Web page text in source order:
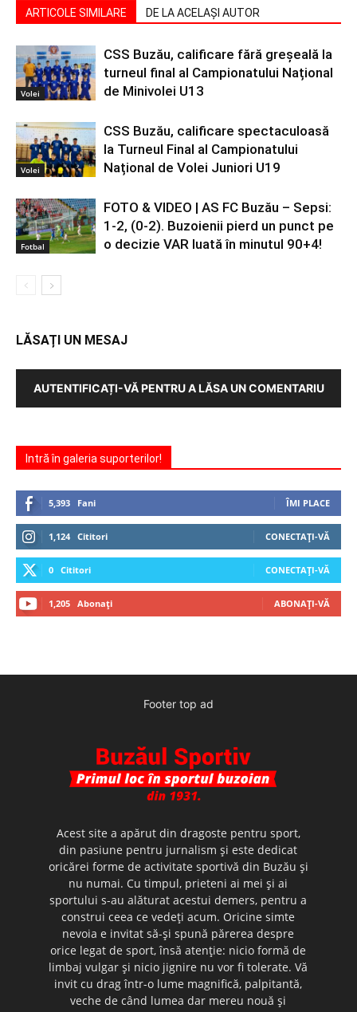
ARTICOLE SIMILARE DE LA ACELAȘI AUTOR
Volei
CSS Buzău, calificare fără greșeală la
turneul final al Campionatului Național
de Minivolei U13
Volei
CSS Buzău, calificare spectaculoasă
la Turneul Final al Campionatului
Național de Volei Juniori U19
Fotbal
FOTO & VIDEO | AS FC Buzău – Sepsi:
1-2, (0-2). Buzoienii pierd un punct pe
o decizie VAR luată în minutul 90+4!
LĂSAȚI UN MESAJ
AUTENTIFICAȚI-VĂ PENTRU A LĂSA UN COMENTARIU
Intră în galeria suporterilor!
5,393 Fani ÎMI PLACE
1,124 Cititori CONECTAȚI-VĂ
0 Cititori CONECTAȚI-VĂ
1,205 Abonați ABONAȚI-VĂ
Footer top ad
Acest site a apărut din dragoste pentru sport,
din pasiune pentru jurnalism şi este dedicat
oricărei forme de activitate sportivă din Buzău şi
nu numai. Cu timpul, prieteni ai mei şi ai
sportului s-au alăturat acestui demers, pentru a
construi ceea ce vedeţi acum. Oricine simte
nevoia e invitat să-şi spună părerea despre
orice legat de sport, însă atenţie: nicio formă de
limbaj vulgar şi nicio jignire nu vor fi tolerate. Vă
invit cu drag într-o lume magnifică, palpitantă,
veche de când lumea dar mereu nouă şi